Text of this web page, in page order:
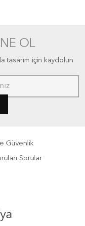
OL
tasarım için kaydolun
Güvenlik
Sorular